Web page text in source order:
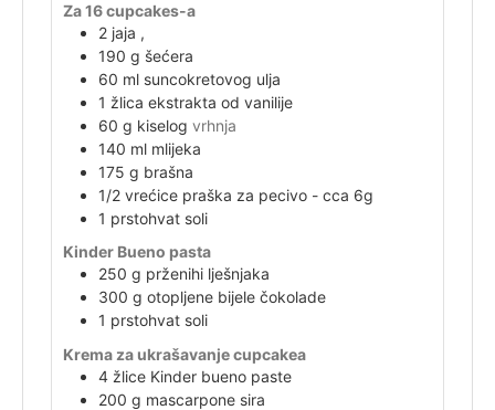
Za 16 cupcakes-a
2 jaja ,
190 g šećera
60 ml suncokretovog ulja
1 žlica ekstrakta od vanilije
60 g kiselog vrhnja
140 ml mlijeka
175 g brašna
1/2 vrećice praška za pecivo - cca 6g
1 prstohvat soli
Kinder Bueno pasta
250 g prženihi lješnjaka
300 g otopljene bijele čokolade
1 prstohvat soli
Krema za ukrašavanje cupcakea
4 žlice Kinder bueno paste
200 g mascarpone sira